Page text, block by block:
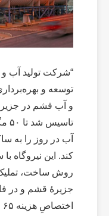
“شرکت تولید آب و
توسعه و
و آب قشم در
آب در روز را به
کند. این نیروگاه
روش ساخت،